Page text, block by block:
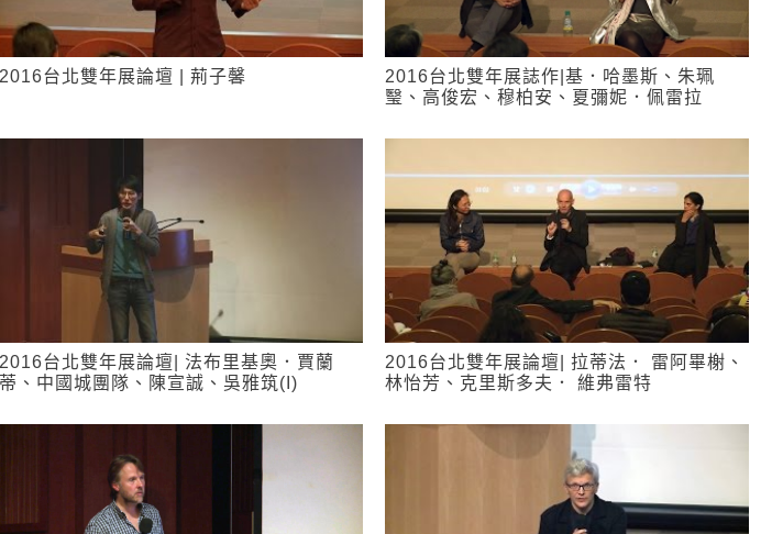
2016台北雙年展論壇 | 荊子馨
2016台北雙年展誌作|基．哈墨斯、朱珮
瑿、高俊宏、穆柏安、夏彌妮．佩雷拉
2016台北雙年展論壇| 法布里基奧．賈蘭
蒂、中國城團隊、陳宣誠、吳雅筑(I)
2016台北雙年展論壇| 拉蒂法． 雷阿畢榭、
林怡芳、克里斯多夫． 維弗雷特